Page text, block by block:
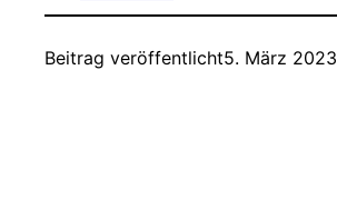
Beitrag veröffentlicht5. März 2023